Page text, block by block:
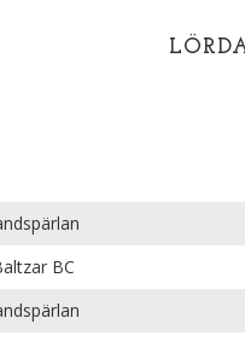
BC